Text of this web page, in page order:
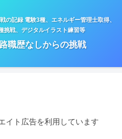
の記録 電験3種、エネルギー管理士取得、
挑戦、デジタルイラスト練習等
職歴なしからの挑戦
イト広告を利用しています